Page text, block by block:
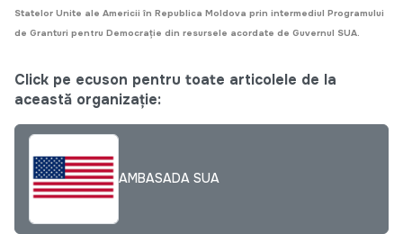
Statelor Unite ale Americii în Republica Moldova prin intermediul Programului
de Granturi pentru Democrație din resursele acordate de Guvernul SUA.
Click pe ecuson pentru toate articolele de la
această organizație:
AMBASADA SUA